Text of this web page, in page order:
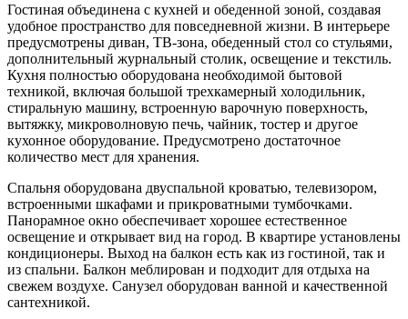
Гостиная объединена с кухней и обеденной зоной, создавая
удобное пространство для повседневной жизни. В интерьере
предусмотрены диван, ТВ-зона, обеденный стол со стульями,
дополнительный журнальный столик, освещение и текстиль.
Кухня полностью оборудована необходимой бытовой
техникой, включая большой трехкамерный холодильник,
стиральную машину, встроенную варочную поверхность,
вытяжку, микроволновую печь, чайник, тостер и другое
кухонное оборудование. Предусмотрено достаточное
количество мест для хранения.
Спальня оборудована двуспальной кроватью, телевизором,
встроенными шкафами и прикроватными тумбочками.
Панорамное окно обеспечивает хорошее естественное
освещение и открывает вид на город. В квартире установлены
кондиционеры. Выход на балкон есть как из гостиной, так и
из спальни. Балкон меблирован и подходит для отдыха на
свежем воздухе. Санузел оборудован ванной и качественной
сантехникой.